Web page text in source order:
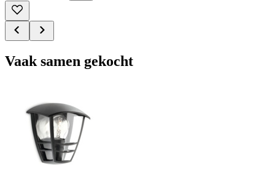
Vaak samen gekocht